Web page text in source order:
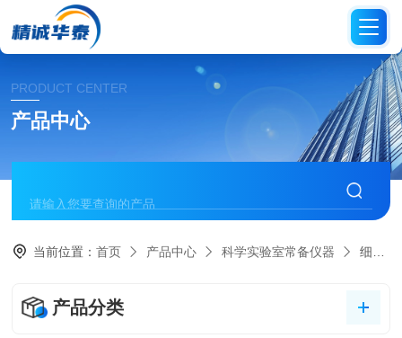
PRODUCT CENTER
产品中心
当前位置：首页 产品中心 科学实验室常备仪器 细菌过滤器
产品分类